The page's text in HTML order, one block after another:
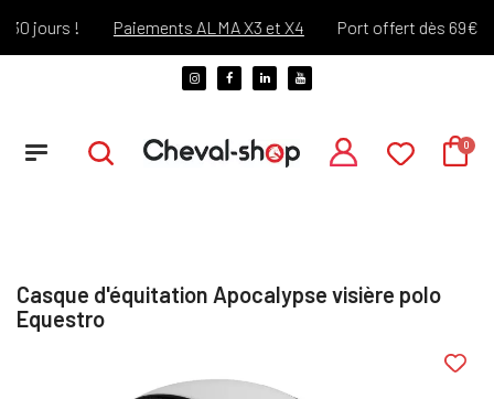
jours ! Paiements ALMA X3 et X4 Port offert dès 69€
Casque d'équitation Apocalypse visière polo
Equestro